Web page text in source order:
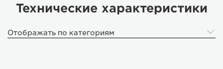
Принтеры и факсимильные аппараты для бизнеса
Технические характеристики
Отображать по категориям